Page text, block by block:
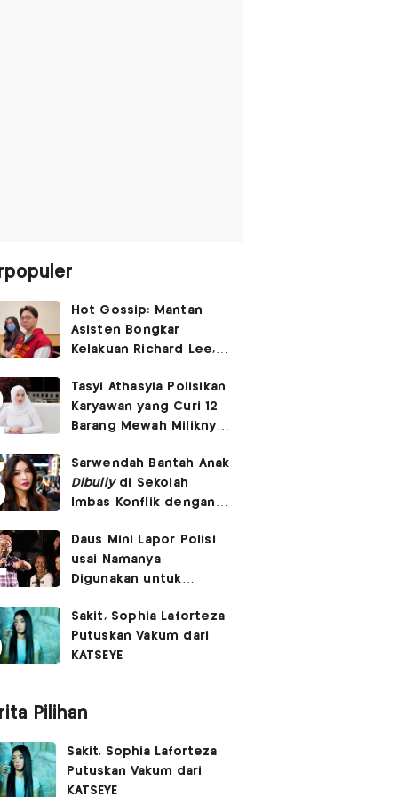
Hot Gossip: Mantan
Asisten Bongkar
Kelakuan Richard Lee,
Vicky Prasetyo
Tasyi Athasyia Polisikan
Karyawan yang Curi 12
Barang Mewah Miliknya
Sarwendah Bantah Anak
Dibullydi Sekolah
Imbas Konflik dengan
Daus Mini Lapor Polisi
usai Namanya
Digunakan untuk
SARA
Sakit, Sophia Laforteza
Putuskan Vakum dari
KATSEYE
Pilihan
Sakit, Sophia Laforteza
Putuskan Vakum dari
KATSEYE